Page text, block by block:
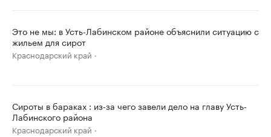
Это не мы: в Усть-Лабинском районе объяснили ситуацию с
жильем для сирот
Краснодарский край
Сироты в бараках : из-за чего завели дело на главу Усть-
Лабинского района
Краснодарский край